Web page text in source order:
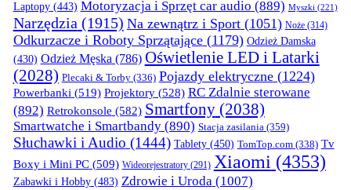
Laptopy(443) Motoryzacja i Sprzęt car audio (889) Myszki(221)
Narzędzia(1915) Na zewnątrz i Sport(1051) Noże(314)
Odkurzacze i Roboty Sprzątające(1179) Odzież Damska
(430) Odzież Męska(786) Oświetlenie LED i Latarki
(2028) Plecaki & Torby(336) Pojazdy elektryczne(1224)
Powerbanki(519) Projektory(528) RC Zdalnie sterowane
(892) Retrokonsole (582) Smartfony(2038)
Smartwatche i Smartbandy(890) Stacja zasilania(359)
Słuchawki i Audio (1444) Tablety(450) TomTop.com(338) Tv
Boxy i Mini PC(509) Wideorejestratory(291) Xiaomi(4353)
Zabawki i Hobby(483) Zdrowie i Uroda(1007)